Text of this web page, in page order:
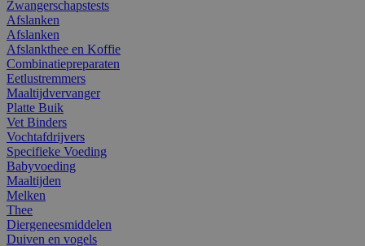
Zwangerschapstests
Afslanken
Afslanken
Afslankthee en Koffie
Combinatiepreparaten
Eetlustremmers
Maaltijdvervanger
Platte Buik
Vet Binders
Vochtafdrijvers
Specifieke Voeding
Babyvoeding
Maaltijden
Melken
Thee
Diergeneesmiddelen
Duiven en vogels